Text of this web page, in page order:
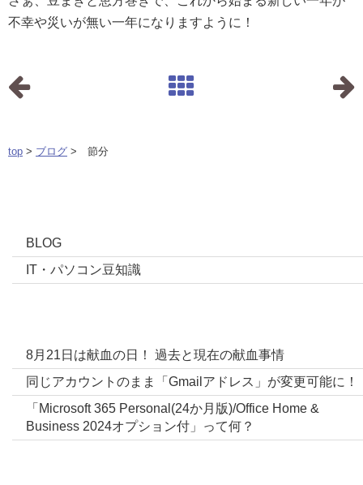
不幸や災いが無い一年になりますように！
top > ブログ > 節分
BLOG
IT・パソコン豆知識
8月21日は献血の日！ 過去と現在の献血事情
同じアカウントのまま「Gmailアドレス」が変更可能に！
「Microsoft 365 Personal(24か月版)/Office Home &
Business 2024オプション付」って何？